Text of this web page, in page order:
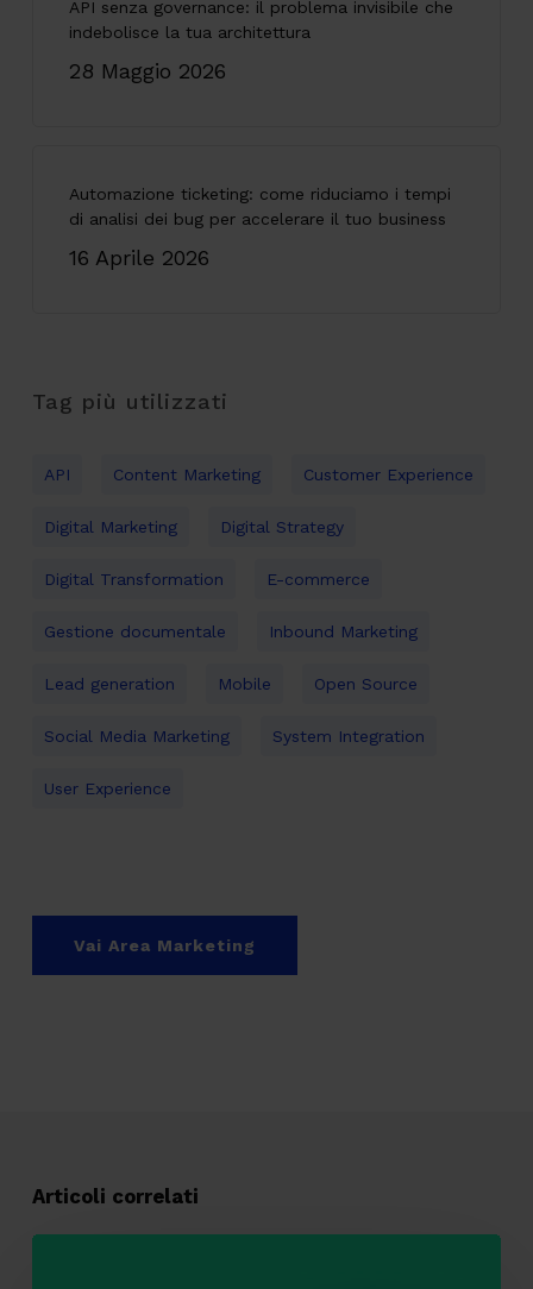
API senza governance: il problema invisibile che
indebolisce la tua architettura
28 Maggio 2026
Automazione ticketing: come riduciamo i tempi
di analisi dei bug per accelerare il tuo business
16 Aprile 2026
Tag più utilizzati
API Content Marketing Customer Experience
Digital Marketing Digital Strategy
Digital Transformation E-commerce
Gestione documentale Inbound Marketing
Lead generation Mobile Open Source
Social Media Marketing System Integration
User Experience
Vai Area Marketing
Articoli correlati